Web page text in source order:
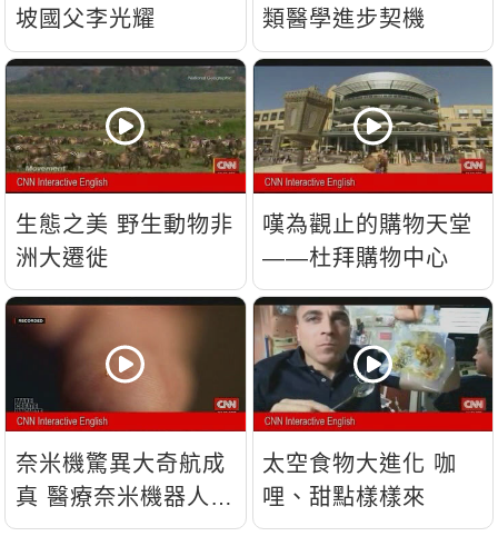
坡國父李光耀
類醫學進步契機
生態之美 野生動物非
洲大遷徙
嘆為觀止的購物天堂
——杜拜購物中心
奈米機驚異大奇航成
真 醫療奈米機器人問
世
太空食物大進化 咖
哩、甜點樣樣來